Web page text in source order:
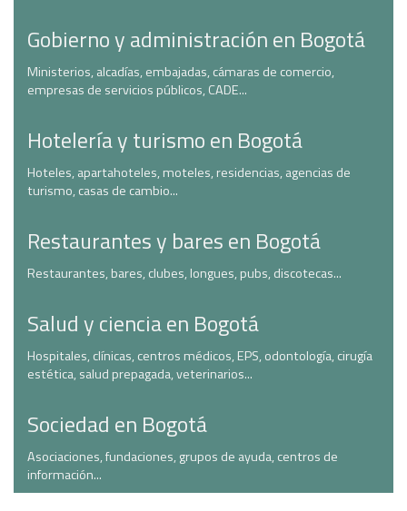
Gobierno y administración en Bogotá
Ministerios, alcadías, embajadas, cámaras de comercio,
empresas de servicios públicos, CADE...
Hotelería y turismo en Bogotá
Hoteles, apartahoteles, moteles, residencias, agencias de
turismo, casas de cambio...
Restaurantes y bares en Bogotá
Restaurantes, bares, clubes, longues, pubs, discotecas...
Salud y ciencia en Bogotá
Hospitales, clínicas, centros médicos, EPS, odontología, cirugía
estética, salud prepagada, veterinarios...
Sociedad en Bogotá
Asociaciones, fundaciones, grupos de ayuda, centros de
información...